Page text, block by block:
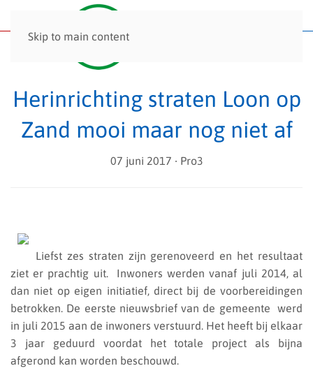
Skip to main content
Herinrichting straten Loon op
Zand mooi maar nog niet af
07 juni 2017 ∙ Pro3
Liefst zes straten zijn gerenoveerd en het resultaat
ziet er prachtig uit.
Inwoners werden vanaf juli 2014, al
dan niet op eigen initiatief, direct bij de voorbereidingen
betrokken. De eerste nieuwsbrief van de gemeente werd
in juli 2015 aan de inwoners verstuurd. Het heeft bij elkaar
3 jaar geduurd voordat het totale project als bijna
afgerond kan worden beschouwd.